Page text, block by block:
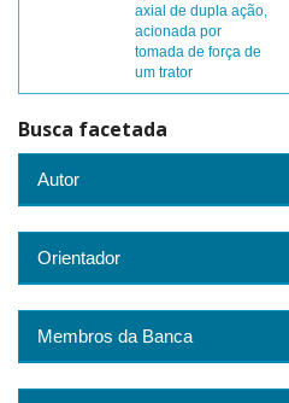
axial de dupla ação,
acionada por
tomada de força de
um trator
Busca facetada
Autor
Orientador
Membros da Banca